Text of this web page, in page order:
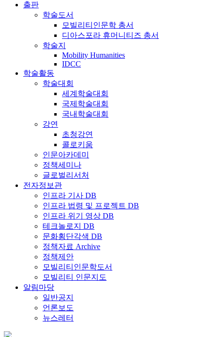
출판
학술도서
모빌리티인문학 총서
디아스포라 휴머니티즈 총서
학술지
Mobility Humanities
IDCC
학술활동
학술대회
세계학술대회
국제학술대회
국내학술대회
강연
초청강연
콜로키움
인문아카데미
정책세미나
글로벌리서처
전자정보관
인프라 기사 DB
인프라 법령 및 프로젝트 DB
인프라 위기 영상 DB
테크놀로지 DB
문화횡단각색 DB
정책자료 Archive
정책제안
모빌리티인문학도서
모빌리티 인문지도
알림마당
일반공지
언론보도
뉴스레터